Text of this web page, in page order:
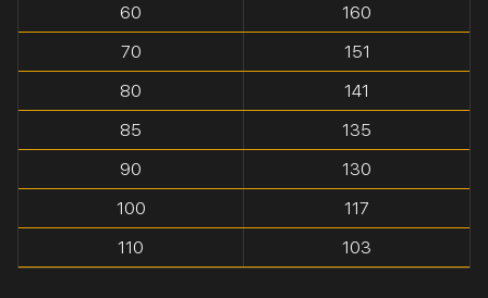
60
160
70
151
80
141
85
135
90
130
100
117
110
103